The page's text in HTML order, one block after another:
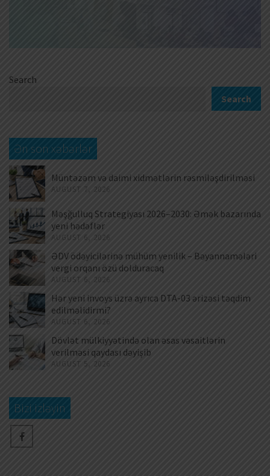
Search
Search
Ən son xəbərlər
Müntəzəm və daimi xidmətlərin rəsmiləşdirilməsi
AUGUST 7, 2026
Məşğulluq Strategiyası 2026–2030: Əmək bazarında
yeni hədəflər
AUGUST 6, 2026
ƏDV ödəyicilərinə mühüm yenilik – Bəyannamələri
vergi orqanı özü dolduracaq
AUGUST 6, 2026
Hər yeni invoys üzrə ayrıca DTA-03 ərizəsi təqdim
edilməlidirmi?
AUGUST 6, 2026
Dövlət mülkiyyətində olan əsas vəsaitlərin
verilməsi qaydası dəyişib
AUGUST 5, 2026
Bizi izləyin